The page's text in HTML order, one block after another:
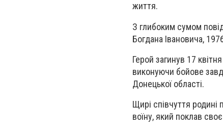
життя.
З глибоким сумом
Богдана Івановича,
Герой загинув 17
виконуючи бойове
Донецької області.
Щирі співчуття родині
воїну, який поклав